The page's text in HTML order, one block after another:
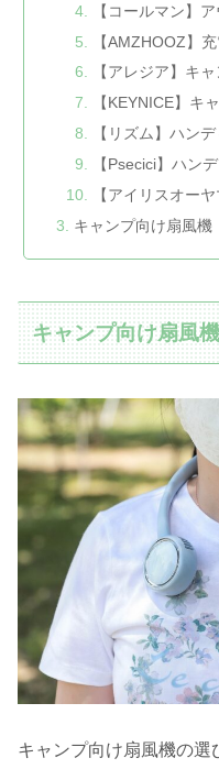
【コールマン】
【AMZHOOZ】
【アレジア】キ
【KEYNICE】キ
【リズム】ハン
【Psecici】ハン
【アイリスオー
キャンプ向け扇風機
キャンプ向け扇風
キャンプ向け扇風機の選